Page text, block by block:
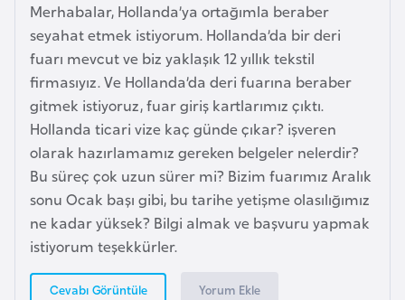
Merhabalar, Hollanda’ya ortağımla beraber
seyahat etmek istiyorum. Hollanda’da bir deri
fuarı mevcut ve biz yaklaşık 12 yıllık tekstil
firmasıyız. Ve Hollanda’da deri fuarına beraber
gitmek istiyoruz, fuar giriş kartlarımız çıktı.
Hollanda ticari vize kaç günde çıkar? işveren
olarak hazırlamamız gereken belgeler nelerdir?
Bu süreç çok uzun sürer mi? Bizim fuarımız Aralık
sonu Ocak başı gibi, bu tarihe yetişme olasılığımız
ne kadar yüksek? Bilgi almak ve başvuru yapmak
istiyorum teşekkürler.
Cevabı Görüntüle Yorum Ekle
i
s
t
n
H
o
l
l
a